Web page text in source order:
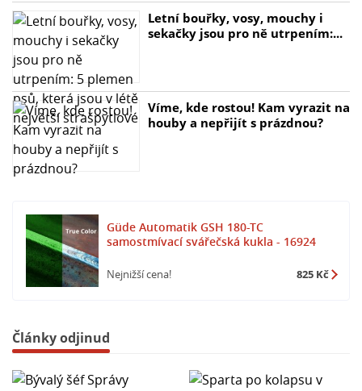
Letní bouřky, vosy, mouchy i
sekačky jsou pro ně utrpením:...
Víme, kde rostou! Kam vyrazit na
houby a nepřijít s prázdnou?
Güde Automatik GSH 180-TC
samostmívací svářečská kukla - 16924
Nejnižší cena! 825 Kč
Články odjinud